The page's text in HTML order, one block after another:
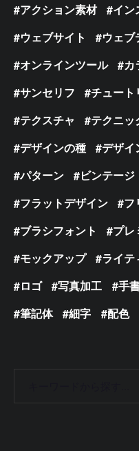
アクション素材
イン
ウェブサイト
ウェブ
オンラインツール
カ
サンセリフ
チュート
テクスチャ
テクニッ
デザインの種
デザイ
パターン
ビンテージ
フラットデザイン
フ
ブラシフォント
プレ
モックアップ
ライテ
ロゴ
写真加工 手
筆記体
細字 配色